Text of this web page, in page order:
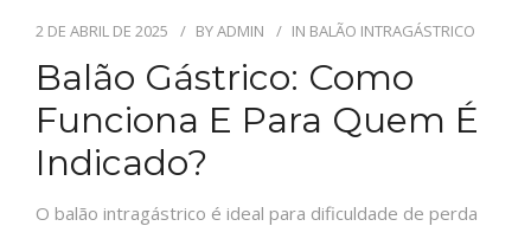
2 DE ABRIL DE 2025 BYADMIN IN BALÃO INTRAGÁSTRICO
Balão Gástrico: Como
Funciona E Para Quem É
Indicado?
O balão intragástrico é ideal para dificuldade de perda